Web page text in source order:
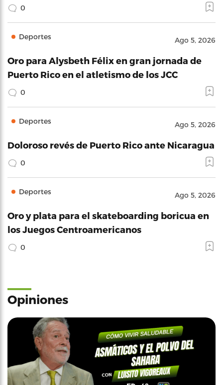
0
Deportes Ago 5, 2026
Oro para Alysbeth Félix en gran jornada de
Puerto Rico en el atletismo de los JCC
0
Deportes Ago 5, 2026
Doloroso revés de Puerto Rico ante Nicaragua
0
Deportes Ago 5, 2026
Oro y plata para el skateboarding boricua en
los Juegos Centroamericanos
0
Opiniones